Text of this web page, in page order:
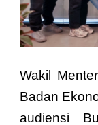
Wakil
Badan
audiensi